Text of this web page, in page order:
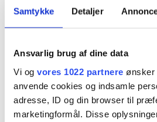
Samtykke Detaljer
Ansvarlig brug af dine data
Vi og vores 1022 partnere ønsker
anvende cookies og indsamle
adresse, ID og din browser til
marketingformål. Disse
Morten W. Langer
onsdag 18. marts 2026 kl. 9:30